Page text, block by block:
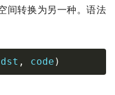
间转换为另一种。语法
dst , code )